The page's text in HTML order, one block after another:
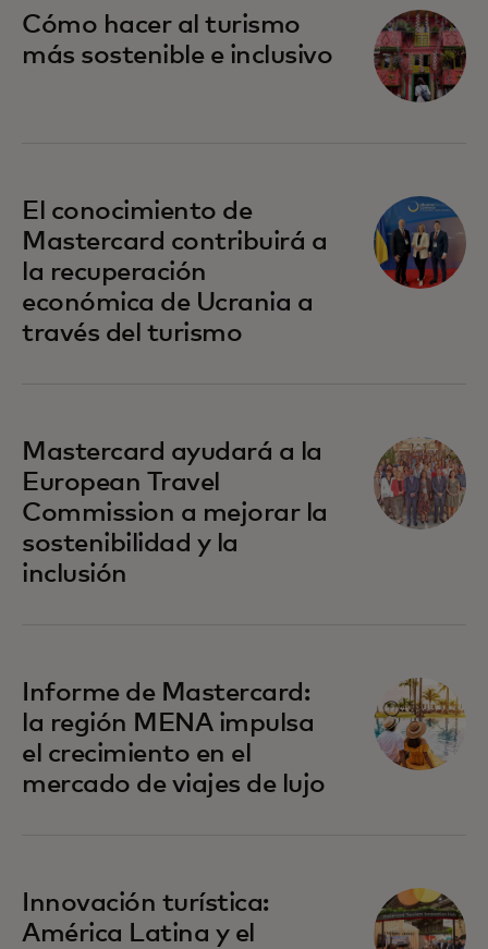
Cómo hacer al turismo
más sostenible e inclusivo
se abre en una pestaña nueva
El conocimiento de
Mastercard contribuirá a
la recuperación
económica de Ucrania a
través del turismo
Mastercard ayudará a la
European Travel
Commission a mejorar la
sostenibilidad y la
inclusión
se abre en una pestaña nueva
Informe de Mastercard:
la región MENA impulsa
el crecimiento en el
mercado de viajes de lujo
Innovación turística:
América Latina y el
se abre en una pestaña nueva